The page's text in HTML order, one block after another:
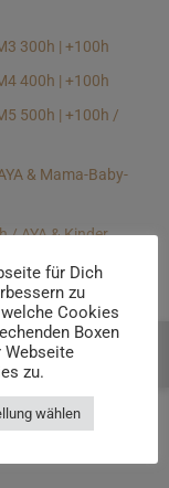
300h | +100h
400h | +100h
500h | +100h /
& Mama-Baby-
/ AYA & Kinder
&
für Dich
zu
Cookies
Boxen
Webseite
zu.
wählen
Beratung buchen